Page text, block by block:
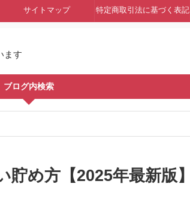
サイトマップ 特定商取引法に基づく表記
ます
ブログ内検索
め方【2025年最新版】